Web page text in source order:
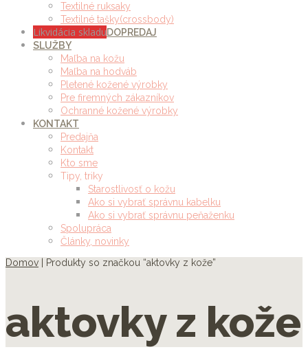
Textilné ruksaky
Textilné tašky(crossbody)
Likvidácia skladuDOPREDAJ
SLUŽBY
Maľba na kožu
Maľba na hodváb
Pletené kožené výrobky
Pre firemných zákazníkov
Ochranné kožené výrobky
KONTAKT
Predajňa
Kontakt
Kto sme
Tipy, triky
Starostlivosť o kožu
Ako si vybrať správnu kabelku
Ako si vybrať správnu peňaženku
Spolupráca
Články, novinky
Domov | Produkty so značkou “aktovky z kože”
aktovky z kože